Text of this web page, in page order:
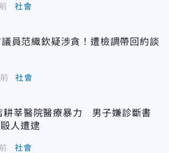
社會
員范織欽疑涉貪！遭檢調帶回約談
社會
耕莘醫院醫療暴力 男子嫌診斷書
人遭逮
社會